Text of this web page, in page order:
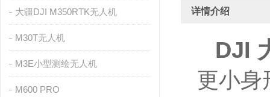
大疆DJI M350RTK无人机
M30T无人机
M3E小型测绘无人机
M600 PRO
详情介绍
DJI
更小身